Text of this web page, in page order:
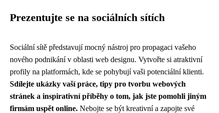
Prezentujte se na sociálních sítích
Sociální sítě představují mocný nástroj pro propagaci vašeho
nového podnikání v oblasti web designu. Vytvořte si atraktivní
profily na platformách, kde se pohybují vaši potenciální klienti.
Sdílejte ukázky vaší práce, tipy pro tvorbu webových
stránek a inspirativní příběhy o tom, jak jste pomohli jiným
firmám uspět online. Nebojte se být kreativní a zapojte své